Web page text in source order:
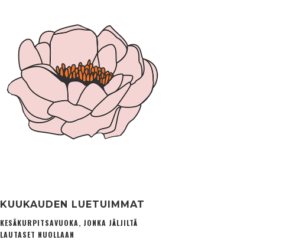
KUUKAUDEN LUETUIMMAT
KESÄKURPITSAVUOKA, JONKA JÄLJILTÄ
LAUTASET NUOLLAAN